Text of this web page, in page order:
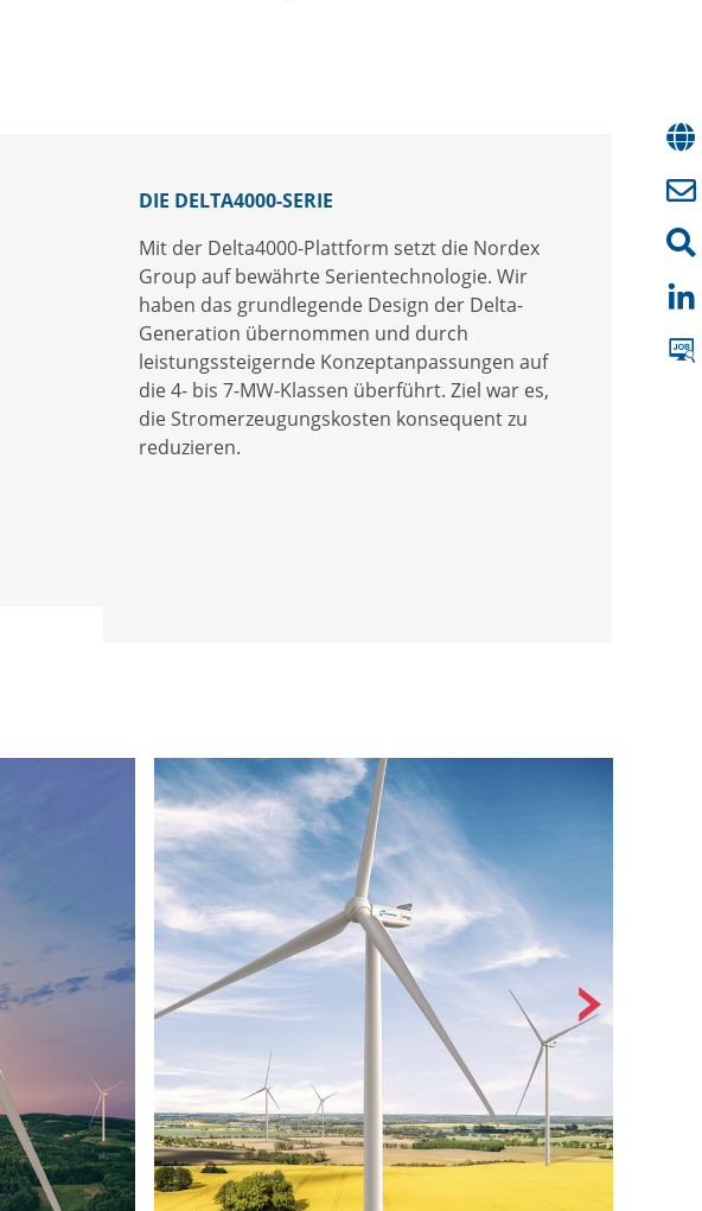
DIE DELTA4000-SERIE
Mit der Delta4000-Plattform setzt die Nordex
Group auf bewährte Serientechnologie. Wir
haben das grundlegende Design der Delta-
Generation übernommen und durch
leistungssteigernde Konzeptanpassungen auf
die 4- bis 7-MW-Klassen überführt. Ziel war es,
die Stromerzeugungskosten konsequent zu
reduzieren.